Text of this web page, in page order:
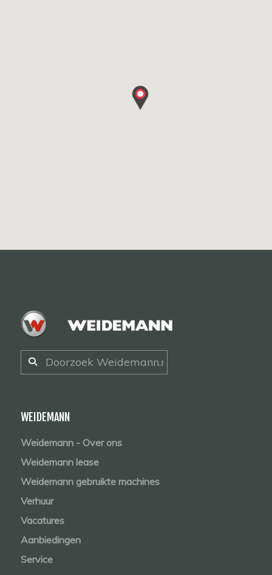
WEIDEMANN
Weidemann - Over ons
Weidemann lease
Weidemann gebruikte machines
Verhuur
Vacatures
Aanbiedingen
Service